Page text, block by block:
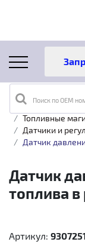
Поиск по OEM
Главная
Топливные
Датчики и
Датчик
Датчик
топлива в
Артикул: